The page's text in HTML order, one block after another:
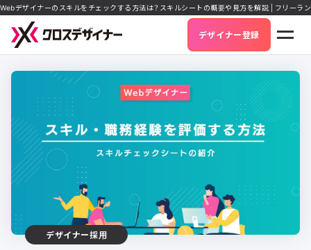
Webデザイナーのスキルをチェックする方法は？スキルシートの概要や見方を解説 | フリーラ
デザイナー登録
デザイナー採用